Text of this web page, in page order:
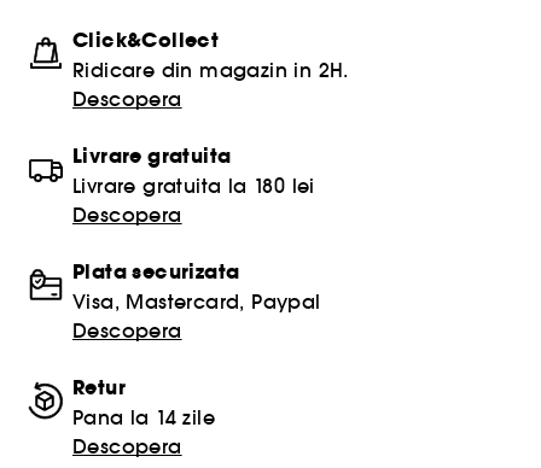
Click&Collect
Ridicare din magazin in 2H.
Descopera
Livrare gratuita
Livrare gratuita la 180 lei
Descopera
Plata securizata
Visa, Mastercard, Paypal
Descopera
Retur
Pana la 14 zile
Descopera